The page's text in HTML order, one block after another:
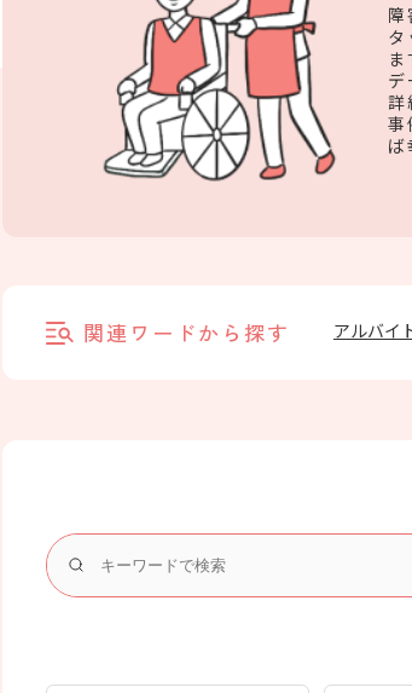
詳
事
ば
関連ワードから探す アルバイ
作業（職